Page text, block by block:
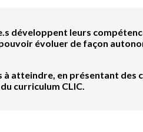
développent leurs
évoluer de façon
atteindre, en présentant des
curriculum CLIC.